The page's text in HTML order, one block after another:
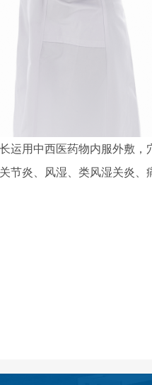
运用中西医药物内服外敷
节炎、风湿、类风湿关炎